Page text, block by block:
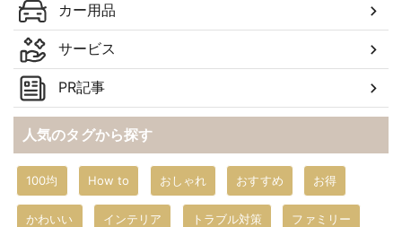
カー用品
サービス
PR記事
人気のタグから探す
100均 How to おしゃれ おすすめ お得
かわいい インテリア トラブル対策 ファミリー